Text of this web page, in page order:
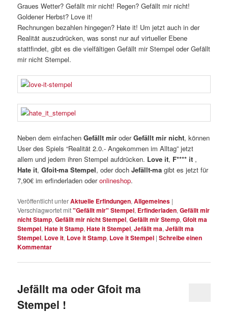
Graues Wetter? Gefällt mir nicht! Regen? Gefällt mir nicht!
Goldener Herbst? Love it!
Rechnungen bezahlen hingegen? Hate it! Um jetzt auch in der
Realität auszudrücken, was sonst nur auf virtueller Ebene
stattfindet, gibt es die vielfältigen Gefällt mir Stempel oder Gefällt
mir nicht Stempel.
Neben dem einfachenGefällt mir oderGefällt mir nicht, können
User des Spiels “Realität 2.0.- Angekommen im Alltag” jetzt
allem und jedem ihren Stempel aufdrücken. Love it, F**** it ,
Hate it,Gfoit-ma Stempel, oder dochJefällt-ma gibt es jetzt für
7,90€ im erfinderladen oderonlineshop.
Veröffentlicht unterAktuelle Erfindungen,Allgemeines |
Verschlagwortet mit"Gefällt mir" Stempel, Erfinderladen,Gefällt mir
nicht Stamp,Gefällt mir nicht Stempel,Gefällt mir Stemp,Gfoit ma
Stempel,Hate it Stamp,Hate it Stempel,Jefällt ma,Jefällt ma
Stempel, Love it, Love it Stamp, Love it Stempel |Schreibe einen
Kommentar
Jefällt ma oder Gfoit ma
Stempel !